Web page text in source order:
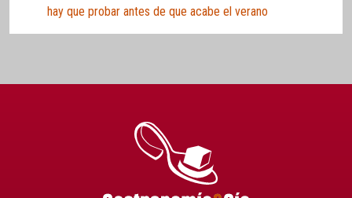
hay que probar antes de que acabe el verano